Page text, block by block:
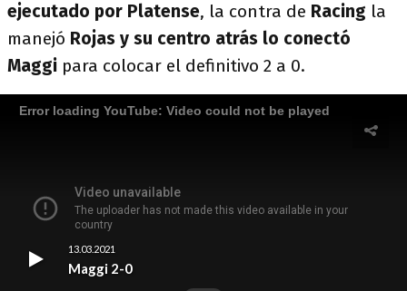
ejecutado por Platense, la contra de Racing la
manejó Rojas y su centro atrás lo conectó
Maggi para colocar el definitivo 2 a 0.